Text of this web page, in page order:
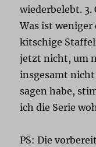
wiederbelebt.
Was ist weniger
kitschige
jetzt nicht, um
insgesamt
sagen habe,
ich die Serie
PS: Die